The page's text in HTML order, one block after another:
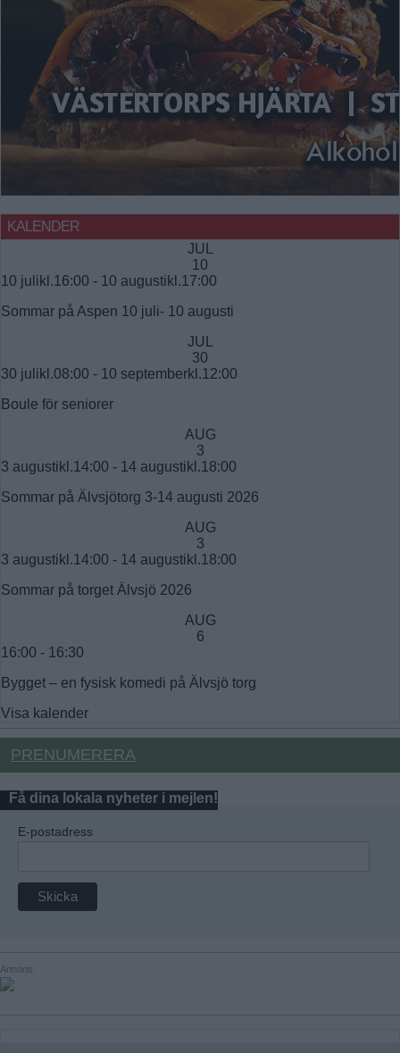
KALENDER
JUL
10
10 julikl.16:00 - 10 augustikl.17:00
Sommar på Aspen 10 juli- 10 augusti
JUL
30
30 julikl.08:00 - 10 septemberkl.12:00
Boule för seniorer
AUG
3
3 augustikl.14:00 - 14 augustikl.18:00
Sommar på Älvsjötorg 3-14 augusti 2026
AUG
3
3 augustikl.14:00 - 14 augustikl.18:00
Sommar på torget Älvsjö 2026
AUG
6
16:00 - 16:30
Bygget – en fysisk komedi på Älvsjö torg
Visa kalender
PRENUMERERA
Få dina lokala nyheter i mejlen!
E-postadress
Annons: